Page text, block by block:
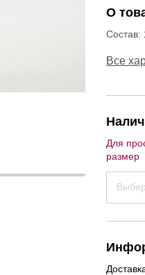
О
Состав:
Все
Для
размер